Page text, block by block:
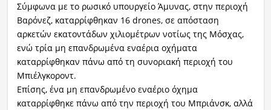
Σύμφωνα με το ρωσικό υπουργείο Άμυνας, στην περιοχή
Βαρόνεζ, καταρρίφθηκαν 16 drones, σε απόσταση
αρκετών εκατοντάδων χιλιομέτρων νοτίως της Μόσχας,
ενώ τρία μη επανδρωμένα εναέρια οχήματα
καταρρίφθηκαν πάνω από τη συνοριακή περιοχή του
Μπιέλγκοροντ.
Επίσης, ένα μη επανδρωμένο εναέριο όχημα
καταρρίφθηκε πάνω από την περιοχή του Μπριάνσκ, αλλά